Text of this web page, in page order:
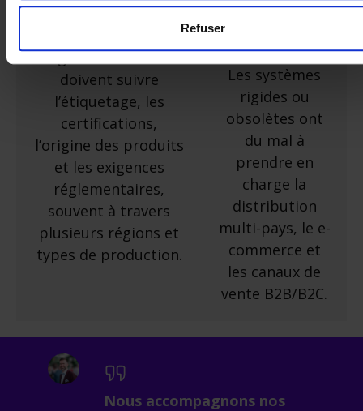
Refuser
réglementaire
agroalimentaires
doivent suivre
l’étiquetage, les
certifications,
l’origine des produits
et les exigences
réglementaires,
souvent à travers
plusieurs régions et
types de production.
outils agiles
scalables
L es systèmes
rigides ou
obsolètes ont
du mal à
prendre en
charge la
distribution
multi-pays, le e-
commerce et
les canaux de
vente B2B/B2C.
Nous accompagnons nos